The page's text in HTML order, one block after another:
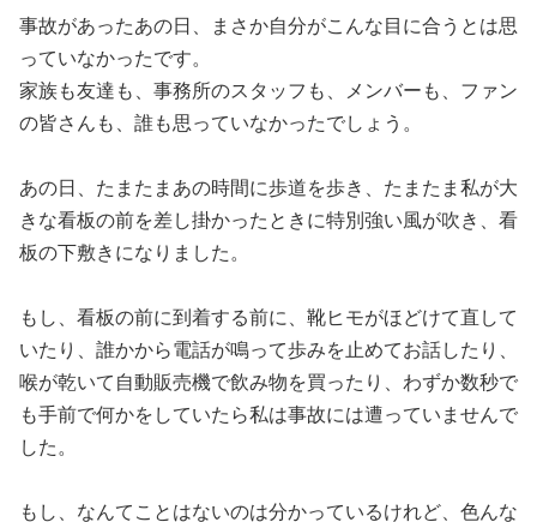
事故があったあの日、まさか自分がこんな目に合うとは思
っていなかったです。
家族も友達も、事務所のスタッフも、メンバーも、ファン
の皆さんも、誰も思っていなかったでしょう。
あの日、たまたまあの時間に歩道を歩き、たまたま私が大
きな看板の前を差し掛かったときに特別強い風が吹き、看
板の下敷きになりました。
もし、看板の前に到着する前に、靴ヒモがほどけて直して
いたり、誰かから電話が鳴って歩みを止めてお話したり、
喉が乾いて自動販売機で飲み物を買ったり、わずか数秒で
も手前で何かをしていたら私は事故には遭っていませんで
した。
もし、なんてことはないのは分かっているけれど、色んな